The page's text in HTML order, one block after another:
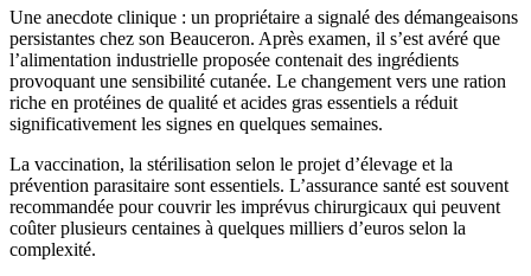
Une anecdote clinique : un propriétaire a signalé des démangeaisons
persistantes chez son Beauceron. Après examen, il s’est avéré que
l’alimentation industrielle proposée contenait des ingrédients
provoquant une sensibilité cutanée. Le changement vers une ration
riche en protéines de qualité et acides gras essentiels a réduit
significativement les signes en quelques semaines.
La vaccination, la stérilisation selon le projet d’élevage et la
prévention parasitaire sont essentiels. L’assurance santé est souvent
recommandée pour couvrir les imprévus chirurgicaux qui peuvent
coûter plusieurs centaines à quelques milliers d’euros selon la
complexité.